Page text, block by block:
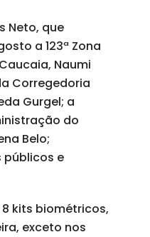
Neto, que
a 123ª Zona
Naumi
Corregedoria
Gurgel; a
do
Belo;
públicos e
kits biométricos,
exceto nos